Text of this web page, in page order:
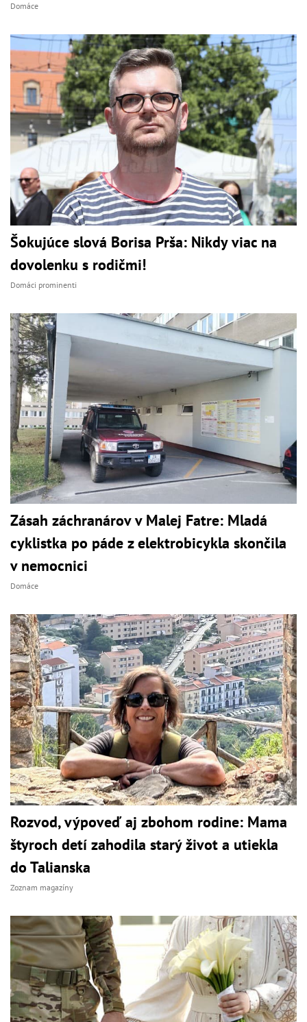
Domáce
Šokujúce slová Borisa Prša: Nikdy viac na
dovolenku s rodičmi!
Domáci prominenti
Zásah záchranárov v Malej Fatre: Mladá
cyklistka po páde z elektrobicykla skončila
v nemocnici
Domáce
Rozvod, výpoveď aj zbohom rodine: Mama
štyroch detí zahodila starý život a utiekla
do Talianska
Zoznam magazíny